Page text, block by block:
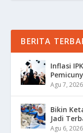
BERITA
Inflasi
Agu 7, 2026
Bikin
Jadi
Agu 6, 2026